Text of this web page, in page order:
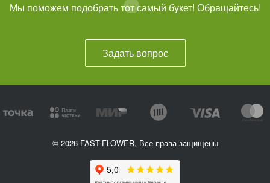
Мы поможем подобрать тот самый букет! Обращайтесь!
Задать вопрос
© 2026 FAST-FLOWER, Все права защищены